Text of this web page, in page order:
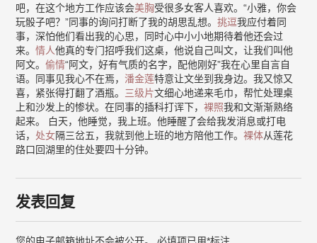
吧，在这个地方工作应该会美胸受很多女客人喜欢。“小雅，你会
玩骰子吧？”同事的询问打断了我的胡思乱想。挑逗我应付着同
事，深怕他们看出我的心思，同时心中小小地期待着他还会过
来。情人他真的专门招呼我们这桌，他说自己叫文，让我们叫他
阿文。偷情“阿文，好有气质的名字，配他刚好”我在心里自言自
语。同事见我心不在焉， 潘金莲特意让文坐到我身边。我又惊又
喜，紧张得打翻了酒瓶。 三级片文细心地递来毛巾，帮忙处理桌
上和沙发上的惨状。在同事的插科打诨下，裸照我和文渐渐熟络
起来。 白天，他睡觉，我上班。他睡醒了会给我发消息或打电
话， 处女隔三岔五，我就到他上班的地方陪他工作。裸体从莲花
路口回湖里的住处要四十分钟。
发表回复